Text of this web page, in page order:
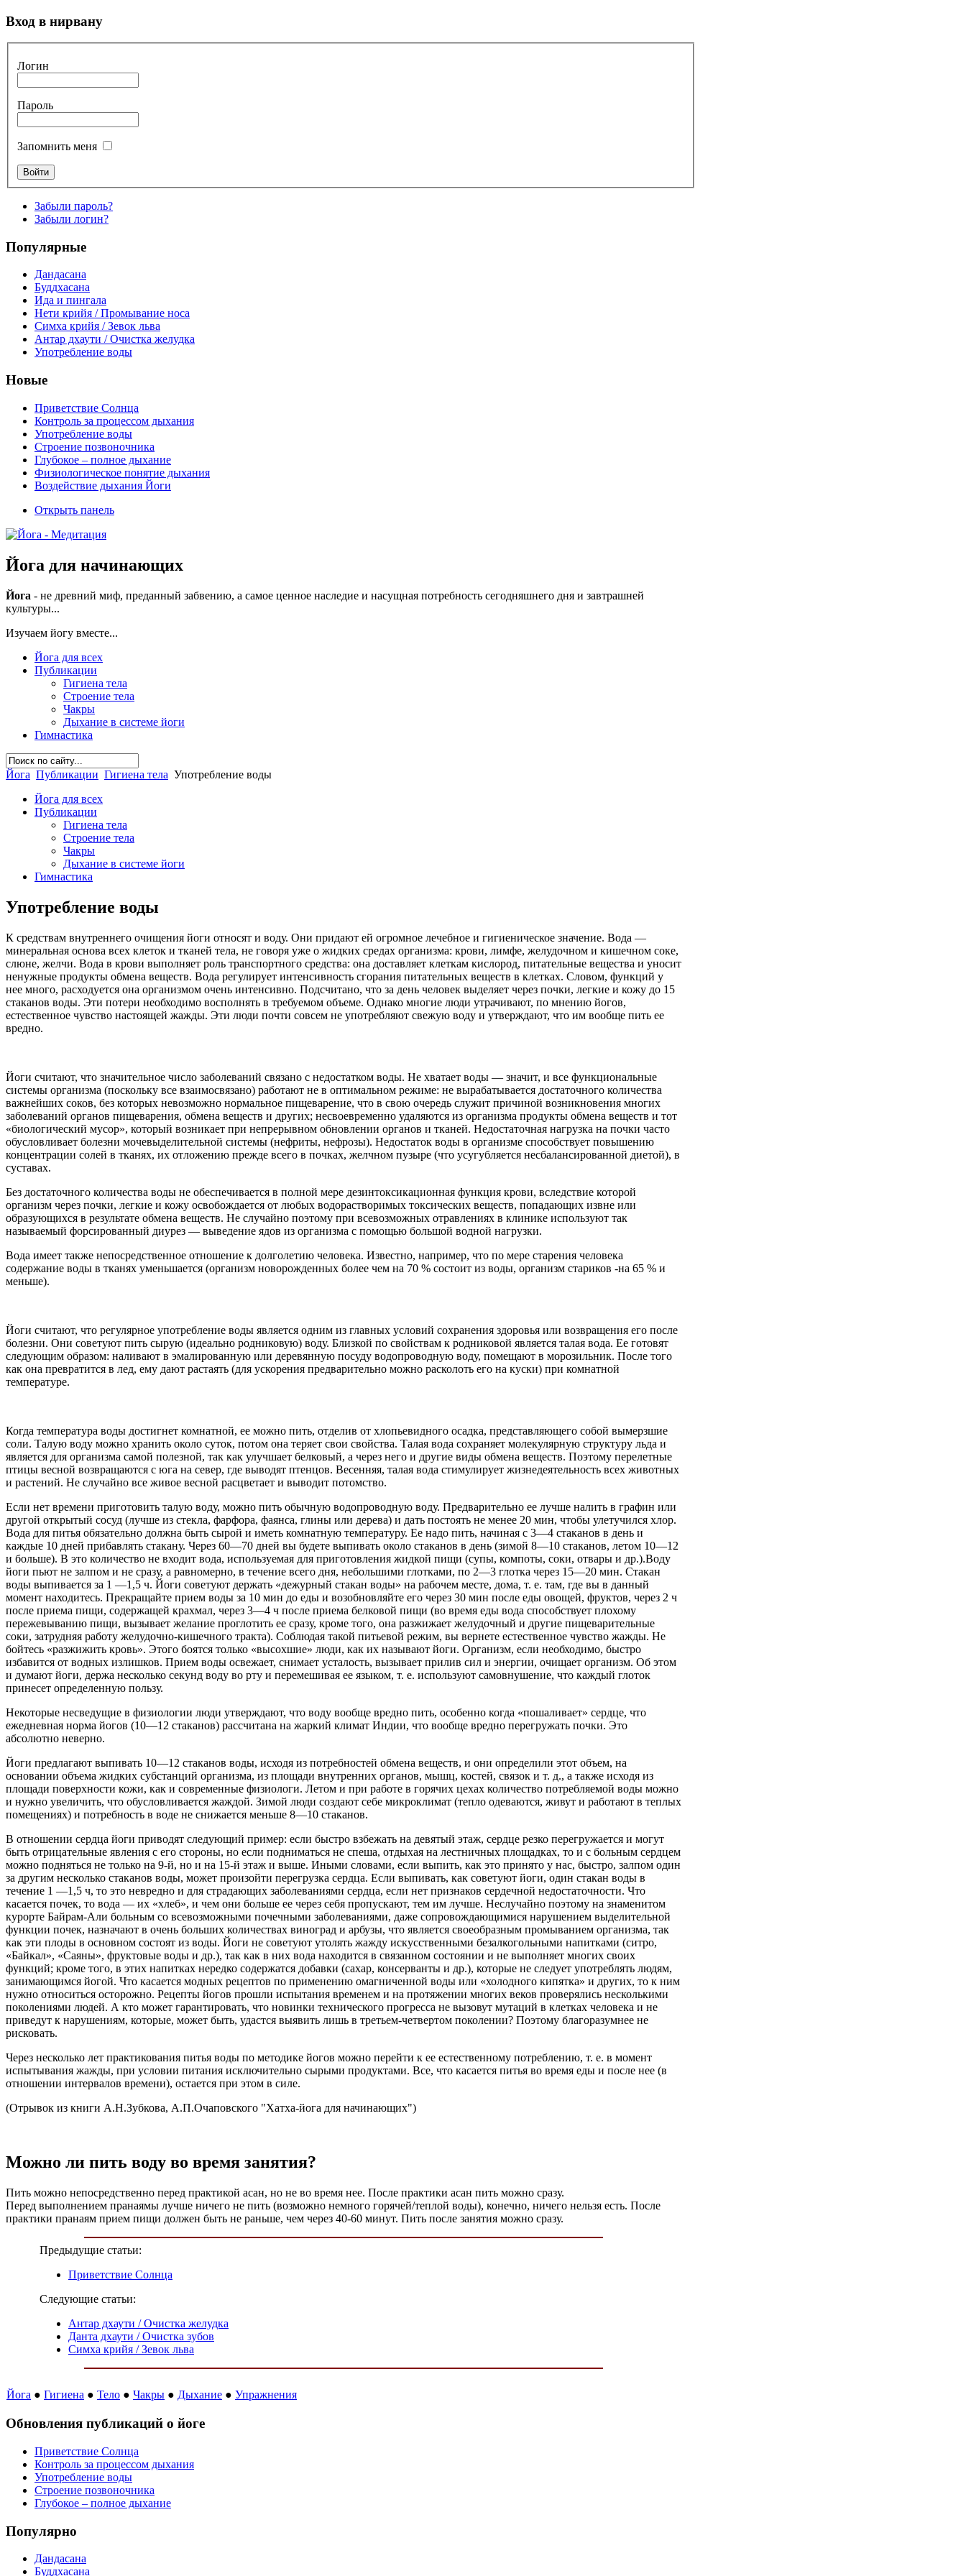
Вход в нирвану
Логин
Пароль
Запомнить меня
Забыли пароль?
Забыли логин?
Популярные
Дандасана
Буддхасана
Ида и пингала
Нети крийя / Промывание носа
Симха крийя / Зевок льва
Антар дхаути / Очистка желудка
Употребление воды
Новые
Приветствие Солнца
Контроль за процессом дыхания
Употребление воды
Строение позвоночника
Глубокое – полное дыхание
Физиологическое понятие дыхания
Воздействие дыхания Йоги
Открыть панель
Йога для начинающих
Йога - не древний миф, преданный забвению, а самое ценное наследие и насущная потребность сегодняшнего дня и завтрашней
культуры...
Изучаем йогу вместе...
Йога для всех
Публикации
Гигиена тела
Строение тела
Чакры
Дыхание в системе йоги
Гимнастика
Йога Публикации Гигиена тела Употребление воды
Йога для всех
Публикации
Гигиена тела
Строение тела
Чакры
Дыхание в системе йоги
Гимнастика
Употребление воды
К средствам внутреннего очищения йоги относят и воду. Они придают ей огромное лечебное и гигиеническое значение. Вода —
минеральная основа всех клеток и тканей тела, не говоря уже о жидких средах организма: крови, лимфе, желудочном и кишечном соке,
слюне, желчи. Вода в крови выполняет роль транспортного средства: она доставляет клеткам кислород, питательные вещества и уносит
ненужные продукты обмена веществ. Вода регулирует интенсивность сгорания питательных веществ в клетках. Словом, функций у
нее много, расходуется она организмом очень интенсивно. Подсчитано, что за день человек выделяет через почки, легкие и кожу до 15
стаканов воды. Эти потери необходимо восполнять в требуемом объеме. Однако многие люди утрачивают, по мнению йогов,
естественное чувство настоящей жажды. Эти люди почти совсем не употребляют свежую воду и утверждают, что им вообще пить ее
вредно.
Йоги считают, что значительное число заболеваний связано с недостатком воды. Не хватает воды — значит, и все функциональные
системы организма (поскольку все взаимосвязано) работают не в оптимальном режиме: не вырабатывается достаточного количества
важнейших соков, без которых невозможно нормальное пищеварение, что в свою очередь служит причиной возникновения многих
заболеваний органов пищеварения, обмена веществ и других; несвоевременно удаляются из организма продукты обмена веществ и тот
«биологический мусор», который возникает при непрерывном обновлении органов и тканей. Недостаточная нагрузка на почки часто
обусловливает болезни мочевыделительной системы (нефриты, нефрозы). Недостаток воды в организме способствует повышению
концентрации солей в тканях, их отложению прежде всего в почках, желчном пузыре (что усугубляется несбалансированной диетой), в
суставах.
Без достаточного количества воды не обеспечивается в полной мере дезинтоксикационная функция крови, вследствие которой
организм через почки, легкие и кожу освобождается от любых водорастворимых токсических веществ, попадающих извне или
образующихся в результате обмена веществ. Не случайно поэтому при всевозможных отравлениях в клинике используют так
называемый форсированный диурез — выведение ядов из организма с помощью большой водной нагрузки.
Вода имеет также непосредственное отношение к долголетию человека. Известно, например, что по мере старения человека
содержание воды в тканях уменьшается (организм новорожденных более чем на 70 % состоит из воды, организм стариков -на 65 % и
меньше).
Йоги считают, что регулярное употребление воды является одним из главных условий сохранения здоровья или возвращения его после
болезни. Они советуют пить сырую (идеально родниковую) воду. Близкой по свойствам к родниковой является талая вода. Ее готовят
следующим образом: наливают в эмалированную или деревянную посуду водопроводную воду, помещают в морозильник. После того
как она превратится в лед, ему дают растаять (для ускорения предварительно можно расколоть его на куски) при комнатной
температуре.
Когда температура воды достигнет комнатной, ее можно пить, отделив от хлопьевидного осадка, представляющего собой вымерзшие
соли. Талую воду можно хранить около суток, потом она теряет свои свойства. Талая вода сохраняет молекулярную структуру льда и
является для организма самой полезной, так как улучшает белковый, а через него и другие виды обмена веществ. Поэтому перелетные
птицы весной возвращаются с юга на север, где выводят птенцов. Весенняя, талая вода стимулирует жизнедеятельность всех животных
и растений. Не случайно все живое весной расцветает и выводит потомство.
Если нет времени приготовить талую воду, можно пить обычную водопроводную воду. Предварительно ее лучше налить в графин или
другой открытый сосуд (лучше из стекла, фарфора, фаянса, глины или дерева) и дать постоять не менее 20 мин, чтобы улетучился хлор.
Вода для питья обязательно должна быть сырой и иметь комнатную температуру. Ее надо пить, начиная с 3—4 стаканов в день и
каждые 10 дней прибавлять стакану. Через 60—70 дней вы будете выпивать около стаканов в день (зимой 8—10 стаканов, летом 10—12
и больше). В это количество не входит вода, используемая для приготовления жидкой пищи (супы, компоты, соки, отвары и др.).Воду
йоги пьют не залпом и не сразу, а равномерно, в течение всего дня, небольшими глотками, по 2—3 глотка через 15—20 мин. Стакан
воды выпивается за 1 —1,5 ч. Йоги советуют держать «дежурный стакан воды» на рабочем месте, дома, т. е. там, где вы в данный
момент находитесь. Прекращайте прием воды за 10 мин до еды и возобновляйте его через 30 мин после еды овощей, фруктов, через 2 ч
после приема пищи, содержащей крахмал, через 3—4 ч после приема белковой пищи (во время еды вода способствует плохому
пережевыванию пищи, вызывает желание проглотить ее сразу, кроме того, она разжижает желудочный и другие пищеварительные
соки, затрудняя работу желудочно-кишечного тракта). Соблюдая такой питьевой режим, вы вернете естественное чувство жажды. Не
бойтесь «разжижить кровь». Этого боятся только «высохшие» люди, как их называют йоги. Организм, если необходимо, быстро
избавится от водных излишков. Прием воды освежает, снимает усталость, вызывает прилив сил и энергии, очищает организм. Об этом
и думают йоги, держа несколько секунд воду во рту и перемешивая ее языком, т. е. используют самовнушение, что каждый глоток
принесет определенную пользу.
Некоторые несведущие в физиологии люди утверждают, что воду вообще вредно пить, особенно когда «пошаливает» сердце, что
ежедневная норма йогов (10—12 стаканов) рассчитана на жаркий климат Индии, что вообще вредно перегружать почки. Это
абсолютно неверно.
Йоги предлагают выпивать 10—12 стаканов воды, исходя из потребностей обмена веществ, и они определили этот объем, на
основании объема жидких субстанций организма, из площади внутренних органов, мышц, костей, связок и т. д., а также исходя из
площади поверхности кожи, как и современные физиологи. Летом и при работе в горячих цехах количество потребляемой воды можно
и нужно увеличить, что обусловливается жаждой. Зимой люди создают себе микроклимат (тепло одеваются, живут и работают в теплых
помещениях) и потребность в воде не снижается меньше 8—10 стаканов.
В отношении сердца йоги приводят следующий пример: если быстро взбежать на девятый этаж, сердце резко перегружается и могут
быть отрицательные явления с его стороны, но если подниматься не спеша, отдыхая на лестничных площадках, то и с больным сердцем
можно подняться не только на 9-й, но и на 15-й этаж и выше. Иными словами, если выпить, как это принято у нас, быстро, залпом один
за другим несколько стаканов воды, может произойти перегрузка сердца. Если выпивать, как советуют йоги, один стакан воды в
течение 1 —1,5 ч, то это невредно и для страдающих заболеваниями сердца, если нет признаков сердечной недостаточности. Что
касается почек, то вода — их «хлеб», и чем они больше ее через себя пропускают, тем им лучше. Неслучайно поэтому на знаменитом
курорте Байрам-Али больным со всевозможными почечными заболеваниями, даже сопровождающимися нарушением выделительной
функции почек, назначают в очень больших количествах виноград и арбузы, что является своеобразным промыванием организма, так
как эти плоды в основном состоят из воды. Йоги не советуют утолять жажду искусственными безалкогольными напитками (ситро,
«Байкал», «Саяны», фруктовые воды и др.), так как в них вода находится в связанном состоянии и не выполняет многих своих
функций; кроме того, в этих напитках нередко содержатся добавки (сахар, консерванты и др.), которые не следует употреблять людям,
занимающимся йогой. Что касается модных рецептов по применению омагниченной воды или «холодного кипятка» и других, то к ним
нужно относиться осторожно. Рецепты йогов прошли испытания временем и на протяжении многих веков проверялись несколькими
поколениями людей. А кто может гарантировать, что новинки технического прогресса не вызовут мутаций в клетках человека и не
приведут к нарушениям, которые, может быть, удастся выявить лишь в третьем-четвертом поколении? Поэтому благоразумнее не
рисковать.
Через несколько лет практикования питья воды по методике йогов можно перейти к ее естественному потреблению, т. е. в момент
испытывания жажды, при условии питания исключительно сырыми продуктами. Все, что касается питья во время еды и после нее (в
отношении интервалов времени), остается при этом в силе.
(Отрывок из книги А.Н.Зубкова, А.П.Очаповского "Хатха-йога для начинающих")
Можно ли пить воду во время занятия?
Пить можно непосредственно перед практикой асан, но не во время нее. После практики асан пить можно сразу.
Перед выполнением пранаямы лучше ничего не пить (возможно немного горячей/теплой воды), конечно, ничего нельзя есть. После
практики пранаям прием пищи должен быть не раньше, чем через 40-60 минут. Пить после занятия можно сразу.
Предыдущие статьи:
Приветствие Солнца
Следующие статьи:
Антар дхаути / Очистка желудка
Данта дхаути / Очистка зубов
Симха крийя / Зевок льва
Йога ● Гигиена ● Тело ● Чакры ● Дыхание ● Упражнения
Обновления публикаций о йоге
Приветствие Солнца
Контроль за процессом дыхания
Употребление воды
Строение позвоночника
Глубокое – полное дыхание
Популярно
Дандасана
Буддхасана